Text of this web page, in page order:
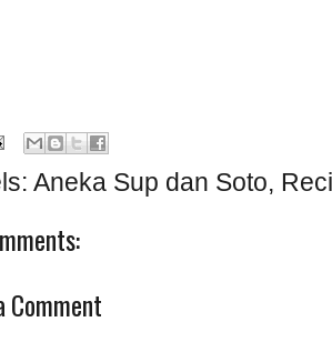
Aneka Sup dan Soto,
Comment